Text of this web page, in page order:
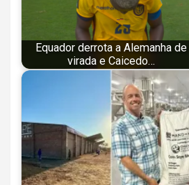
Equador derrota a Alemanha de
virada e Caicedo…